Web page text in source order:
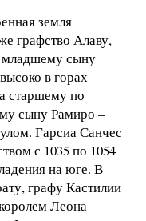
земля
графство Алаву,
младшему сыну
в горах
старшему по
сыну Рамиро –
Гарсиа Санчес
с 1035 по 1054
на юге. В
графу Кастилии
Леона